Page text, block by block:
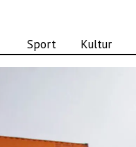
Sport Kultur